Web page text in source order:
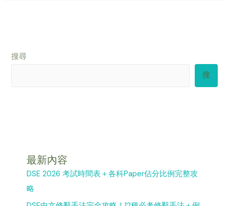
搜尋
搜
最新內容
DSE 2026 考試時間表＋各科Paper佔分比例完整攻
略